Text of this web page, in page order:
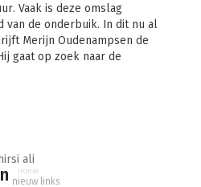
Vaak is deze omslag
van de onderbuik. In dit nu al
Merijn Oudenampsen de
gaat op zoek naar de
Deze term kwam in de
in omloop als benaming
die in de jaren zestig
links. De politieke omslag in
hirsi ali
nieuw links
ironie